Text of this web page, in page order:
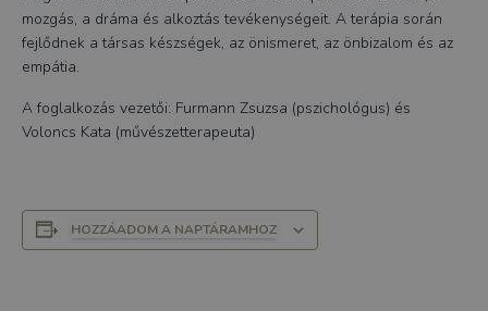
mozgás, a dráma és alkoztás tevékenységeit. A terápia során
fejlődnek a társas készségek, az önismeret, az önbizalom és az
empátia.
A foglalkozás vezetői: Furmann Zsuzsa (pszichológus) és
Voloncs Kata (művészetterapeuta)
HOZZÁADOM A NAPTÁRAMHOZ